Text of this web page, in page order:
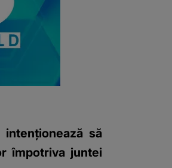
să
împotriva juntei